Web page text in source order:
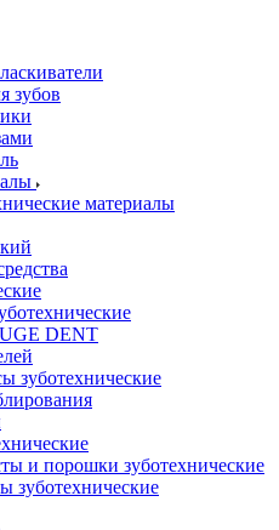
зубов
материалы
DENT
зуботехнические
и порошки зуботехнические
зуботехнические